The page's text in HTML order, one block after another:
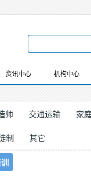
资讯中心 机构中心
师 交通运输 家
制
其它